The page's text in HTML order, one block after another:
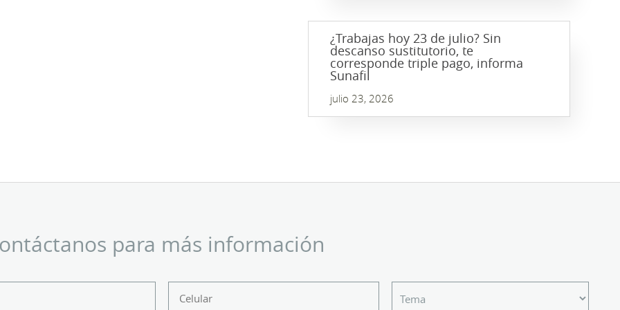
¿Trabajas hoy 23 de julio? Sin
descanso sustitutorio, te
corresponde triple pago, informa
Sunafil
julio 23, 2026
para más información